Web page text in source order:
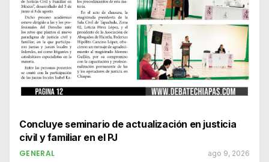
Concluye seminario de actualización en justicia
civil y familiar en el PJ
GENERAL ago 9, 2026